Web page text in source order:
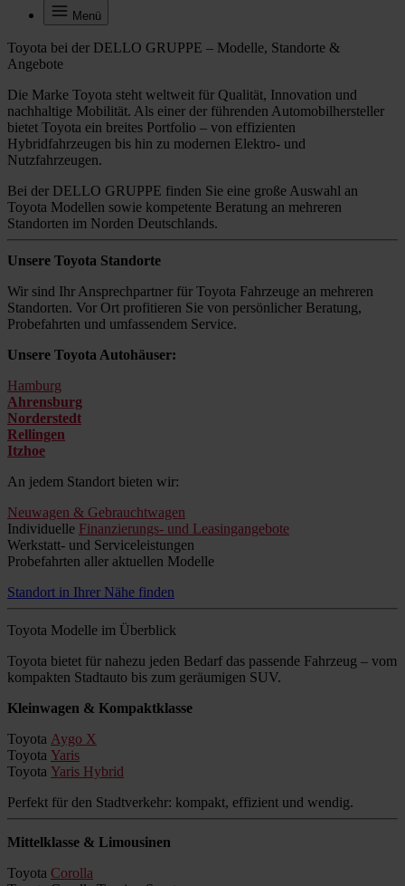
Menü
Toyota bei der DELLO GRUPPE – Modelle, Standorte &
Angebote
Die Marke Toyota steht weltweit für Qualität, Innovation und
nachhaltige Mobilität. Als einer der führenden Automobilhersteller
bietet Toyota ein breites Portfolio – von effizienten
Hybridfahrzeugen bis hin zu modernen Elektro- und
Nutzfahrzeugen.
Bei der DELLO GRUPPE finden Sie eine große Auswahl an
Toyota Modellen sowie kompetente Beratung an mehreren
Standorten im Norden Deutschlands.
Unsere Toyota Standorte
Wir sind Ihr Ansprechpartner für Toyota Fahrzeuge an mehreren
Standorten. Vor Ort profitieren Sie von persönlicher Beratung,
Probefahrten und umfassendem Service.
Unsere Toyota Autohäuser:
Hamburg
Ahrensburg
Norderstedt
Rellingen
Itzhoe
An jedem Standort bieten wir:
Neuwagen & Gebrauchtwagen
Individuelle Finanzierungs- und Leasingangebote
Werkstatt- und Serviceleistungen
Probefahrten aller aktuellen Modelle
Standort in Ihrer Nähe finden
Toyota Modelle im Überblick
Toyota bietet für nahezu jeden Bedarf das passende Fahrzeug – vom
kompakten Stadtauto bis zum geräumigen SUV.
Kleinwagen & Kompaktklasse
Toyota Aygo X
Toyota Yaris
Toyota Yaris Hybrid
Perfekt für den Stadtverkehr: kompakt, effizient und wendig.
Mittelklasse & Limousinen
Toyota Corolla